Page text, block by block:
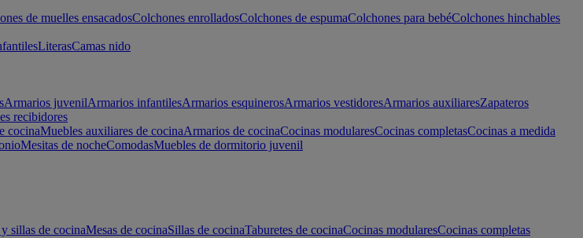
de muelles ensacadosColchones enrolladosColchones de espumaColchones para bebéColchones hinchables
LiterasCamas nido
Armarios juvenilArmarios infantilesArmarios esquinerosArmarios vestidoresArmarios auxiliaresZapateros
recibidores
cocinaMuebles auxiliares de cocinaArmarios de cocinaCocinas modularesCocinas completasCocinas a medida
Mesitas de nocheComodasMuebles de dormitorio juvenil
sillas de cocinaMesas de cocinaSillas de cocinaTaburetes de cocinaCocinas modularesCocinas completas